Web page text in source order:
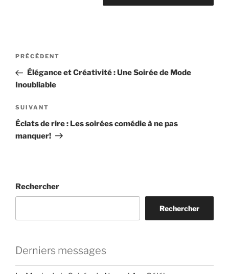
Navigation
l’article
Article
précédent
PRÉCÉDENT
Élégance et Créativité : Une Soirée de Mode
Inoubliable
Article
suivant
SUIVANT
Éclats de rire : Les soirées comédie à ne pas
manquer!
Rechercher
Rechercher
Derniers messages